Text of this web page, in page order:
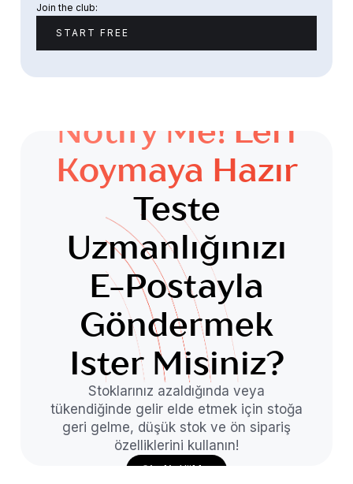
Join the club:
START FREE
Notify Me!'leri
Koymaya Hazır
Teste
Uzmanlığınızı
E-Postayla
Göndermek
Ister Misiniz?
Stoklarınız azaldığında veya
tükendiğinde gelir elde etmek için stoğa
geri gelme, düşük stok ve ön sipariş
özelliklerini kullanın!
Şimdi Yükle